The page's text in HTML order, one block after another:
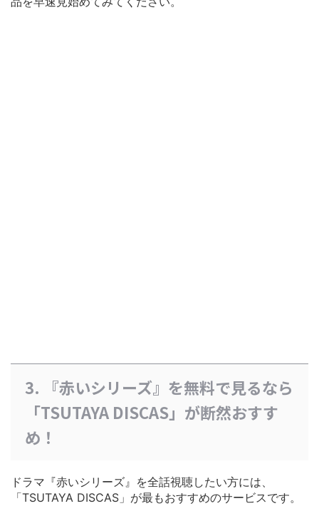
3. 『赤いシリーズ』を無料で見るなら
「TSUTAYA DISCAS」が断然おすす
め！
ドラマ『赤いシリーズ』を全話視聴したい方には、
「TSUTAYA DISCAS」が最もおすすめのサービスです。